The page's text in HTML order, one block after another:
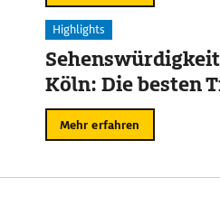
Highlights
Köln: Die besten
Mehr erfahren